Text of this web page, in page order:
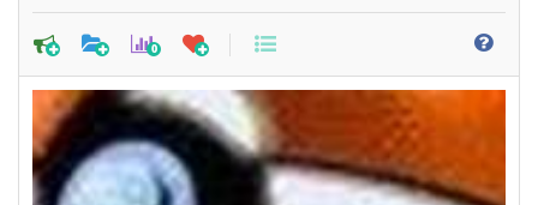
0